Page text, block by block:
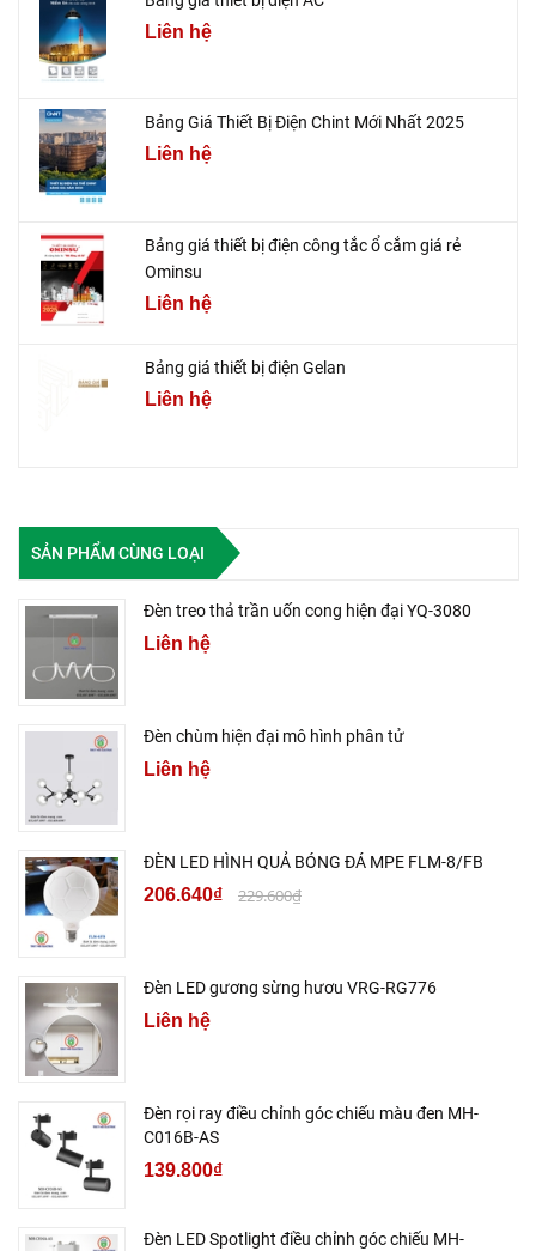
Liên hệ
Bảng Giá Thiết Bị Điện Chint Mới Nhất 2025
Liên hệ
Bảng giá thiết bị điện công tắc ổ cắm giá rẻ
Ominsu
Liên hệ
Bảng giá thiết bị điện Gelan
Liên hệ
SẢN PHẨM CÙNG LOẠI
Đèn treo thả trần uốn cong hiện đại YQ-3080
Liên hệ
Đèn chùm hiện đại mô hình phân tử
Liên hệ
ĐÈN LED HÌNH QUẢ BÓNG ĐÁ MPE FLM-8/FB
206.640₫ 229.600₫
Đèn LED gương sừng hươu VRG-RG776
Liên hệ
Đèn rọi ray điều chỉnh góc chiếu màu đen MH-
C016B-AS
139.800₫
Đèn LED Spotlight điều chỉnh góc chiếu MH-